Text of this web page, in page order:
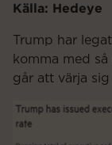
Källa: Hedeye
Trump har
komma med
går att värja